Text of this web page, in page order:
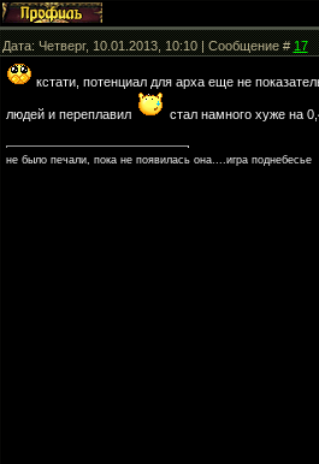
Дата: Четверг, 10.01.2013, 10:10 | Сообщение #17
кстати, потенциал для арха еще не
людей и переплавил стал намного хуже на
не было печали, пока не появилась она....игра поднебесье